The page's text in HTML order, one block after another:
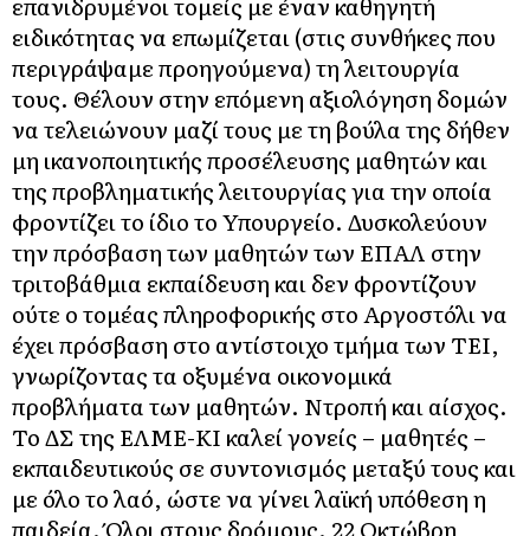
ειδικότητας να επωμίζεται (στις συνθήκες που
περιγράψαμε προηγούμενα) τη λειτουργία
τους. Θέλουν στην επόμενη αξιολόγηση δομών
να τελειώνουν μαζί τους με τη βούλα της δήθεν
μη ικανοποιητικής προσέλευσης μαθητών και
της προβληματικής λειτουργίας για την οποία
φροντίζει το ίδιο το Υπουργείο. Δυσκολεύουν
την πρόσβαση των μαθητών των ΕΠΑΛ στην
τριτοβάθμια εκπαίδευση και δεν φροντίζουν
ούτε ο τομέας πληροφορικής στο Αργοστόλι να
έχει πρόσβαση στο αντίστοιχο τμήμα των ΤΕΙ,
γνωρίζοντας τα οξυμένα οικονομικά
προβλήματα των μαθητών. Ντροπή και αίσχος.
Το ΔΣ της ΕΛΜΕ-ΚΙ καλεί γονείς – μαθητές –
εκπαιδευτικούς σε συντονισμός μεταξύ τους και
με όλο το λαό, ώστε να γίνει λαϊκή υπόθεση η
παιδεία. Όλοι στους δρόμους. 22 Οκτώβρη